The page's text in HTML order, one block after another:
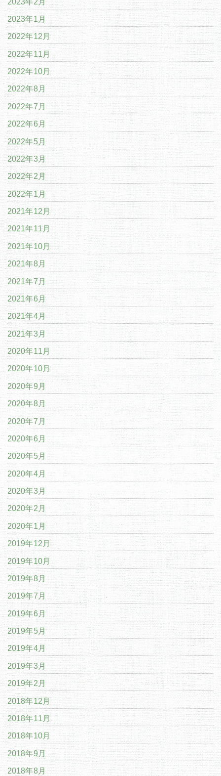
2023年1月
2022年12月
2022年11月
2022年10月
2022年8月
2022年7月
2022年6月
2022年5月
2022年3月
2022年2月
2022年1月
2021年12月
2021年11月
2021年10月
2021年8月
2021年7月
2021年6月
2021年4月
2021年3月
2020年11月
2020年10月
2020年9月
2020年8月
2020年7月
2020年6月
2020年5月
2020年4月
2020年3月
2020年2月
2020年1月
2019年12月
2019年10月
2019年8月
2019年7月
2019年6月
2019年5月
2019年4月
2019年3月
2019年2月
2018年12月
2018年11月
2018年10月
2018年9月
2018年8月